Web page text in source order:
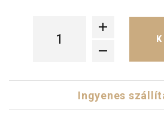
Ingyenes